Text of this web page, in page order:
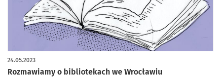
Rozmawiamy o bibliotekach we Wrocławiu
24.05.2023